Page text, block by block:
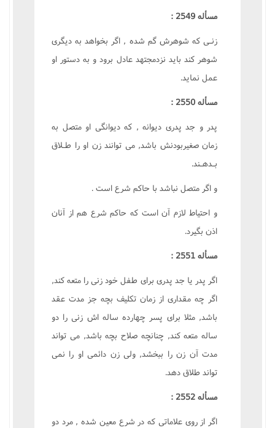
مسأله 2549 :
زنـى که شوهرش گم شده , اگر بخواهد به ديگرى
شوهر کند بايد نزدمجتهد عادل برود و به دستور او
عمل نمايد.
مسأله 2550 :
پدر و جد پدرى ديوانه , که ديوانگى او متصل به
زمان صغيربودنش باشد, مى توانند زن او را طـلاق
بـدهـند.
و اگر متصل نباشد با حاکم شرع است .
و احتياط لازم آن است که حاکم شرع هم از آنان
اذن بگيرد.
مسأله 2551 :
اگر پدر يا جد پدرى براى طفل خود زنى را متعه کند,
اگر چه مقدارى از زمان تکليف بچه جز مدت عقد
باشد, مثلا براى پسر چهارده ساله اش زنى را دو
ساله متعه کند, چنانچه صلاح بچه باشد, مى تواند
مدت آن زن را ببخشد, ولى زن دائمى او را نمى
تواند طلاق دهد.
مسأله 2552 :
اگر از روى علاماتى که در شرع معين شده , مرد دو